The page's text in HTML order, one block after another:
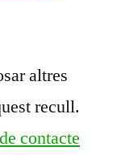
altres
recull.
contacte